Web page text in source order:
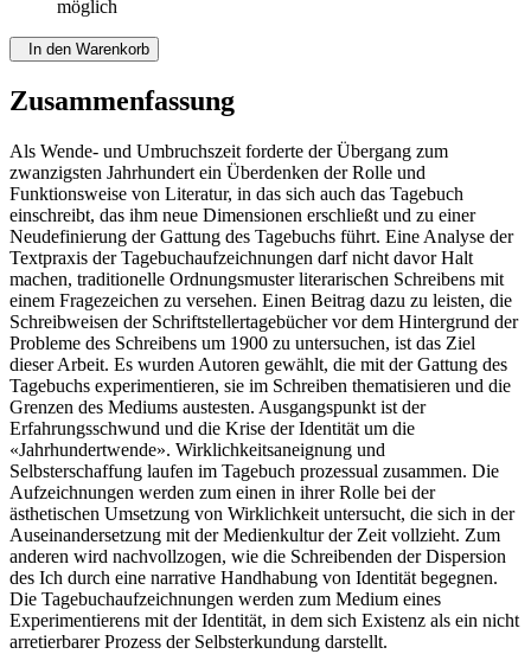
möglich
In den Warenkorb
Zusammenfassung
Als Wende- und Umbruchszeit forderte der Übergang zum
zwanzigsten Jahrhundert ein Überdenken der Rolle und
Funktionsweise von Literatur, in das sich auch das Tagebuch
einschreibt, das ihm neue Dimensionen erschließt und zu einer
Neudefinierung der Gattung des Tagebuchs führt. Eine Analyse der
Textpraxis der Tagebuchaufzeichnungen darf nicht davor Halt
machen, traditionelle Ordnungsmuster literarischen Schreibens mit
einem Fragezeichen zu versehen. Einen Beitrag dazu zu leisten, die
Schreibweisen der Schriftstellertagebücher vor dem Hintergrund der
Probleme des Schreibens um 1900 zu untersuchen, ist das Ziel
dieser Arbeit. Es wurden Autoren gewählt, die mit der Gattung des
Tagebuchs experimentieren, sie im Schreiben thematisieren und die
Grenzen des Mediums austesten. Ausgangspunkt ist der
Erfahrungsschwund und die Krise der Identität um die
«Jahrhundertwende». Wirklichkeitsaneignung und
Selbsterschaffung laufen im Tagebuch prozessual zusammen. Die
Aufzeichnungen werden zum einen in ihrer Rolle bei der
ästhetischen Umsetzung von Wirklichkeit untersucht, die sich in der
Auseinandersetzung mit der Medienkultur der Zeit vollzieht. Zum
anderen wird nachvollzogen, wie die Schreibenden der Dispersion
des Ich durch eine narrative Handhabung von Identität begegnen.
Die Tagebuchaufzeichnungen werden zum Medium eines
Experimentierens mit der Identität, in dem sich Existenz als ein nicht
arretierbarer Prozess der Selbsterkundung darstellt.